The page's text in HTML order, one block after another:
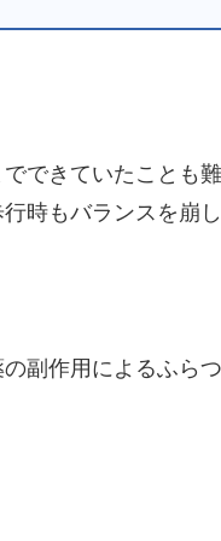
できていたことも
時もバランスを崩し
副作用によるふらつ